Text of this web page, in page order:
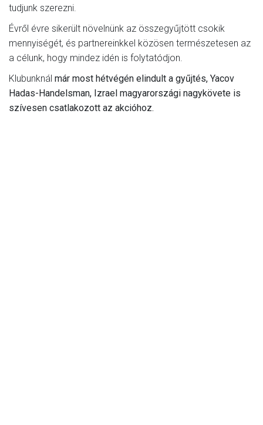
tudjunk szerezni.
Évről évre sikerült növelnünk az összegyűjtött csokik
mennyiségét, és partnereinkkel közösen természetesen az
a célunk, hogy mindez idén is folytatódjon.
Klubunknál már most hétvégén elindult a gyűjtés, Yacov
Hadas-Handelsman, Izrael magyarországi nagykövete is
szívesen csatlakozott az akcióhoz.